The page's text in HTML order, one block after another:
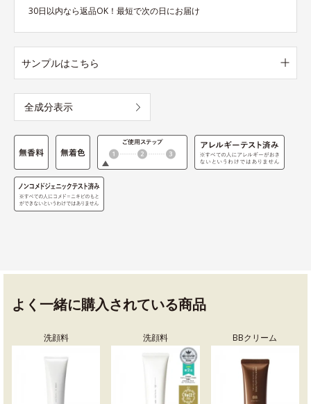
30日以内なら返品OK！最短で次の日にお届け
サンプルはこちら
全成分表示
よく一緒に購入されている商品
洗顔料 洗顔料 BBクリーム